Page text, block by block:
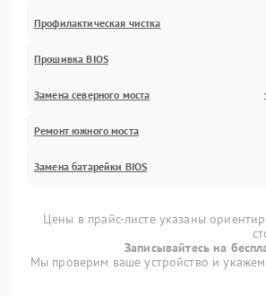
Профилактическая чистка
Прошивка BIOS
Замена северного моста
Ремонт южного моста
Замена батарейки BIOS
Цены в прайс-листе указаны
Записывайтесь на
Мы проверим ваше устройство и укажем